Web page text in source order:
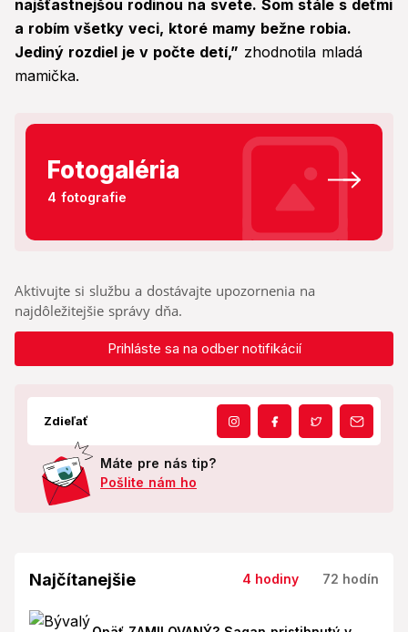
najšťastnejšou rodinou na svete. Som stále s deťmi
a robím všetky veci, ktoré mamy bežne robia.
Jediný rozdiel je v počte detí,” zhodnotila mladá
mamička.
Fotogaléria
4 fotografie
Aktivujte si službu a dostávajte upozornenia na
najdôležitejšie správy dňa.
Prihláste sa na odber notifikácií
Zdieľať
Máte pre nás tip?
Pošlite nám ho
Najčítanejšie 4 hodiny 72 hodín